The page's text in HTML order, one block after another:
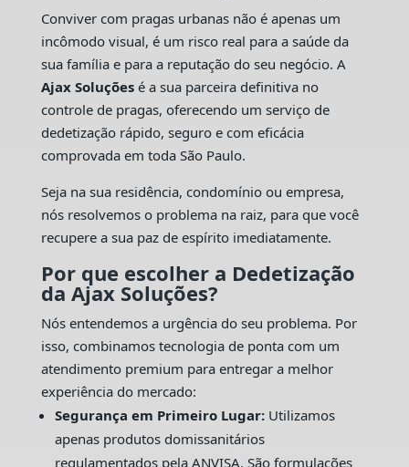
Conviver com pragas urbanas não é apenas um
incômodo visual, é um risco real para a saúde da
sua família e para a reputação do seu negócio. A
Ajax Soluçõesé a sua parceira definitiva no
controle de pragas, oferecendo um serviço de
dedetização rápido, seguro e com eficácia
comprovada em toda São Paulo.
Seja na sua residência, condomínio ou empresa,
nós resolvemos o problema na raiz, para que você
recupere a sua paz de espírito imediatamente.
Por que escolher a Dedetização
da Ajax Soluções?
Nós entendemos a urgência do seu problema. Por
isso, combinamos tecnologia de ponta com um
atendimento premium para entregar a melhor
experiência do mercado:
Segurança em Primeiro Lugar:Utilizamos
apenas produtos domissanitários
regulamentados pela ANVISA. São formulações